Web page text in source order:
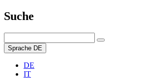
Suche
Sprache DE
DE
IT